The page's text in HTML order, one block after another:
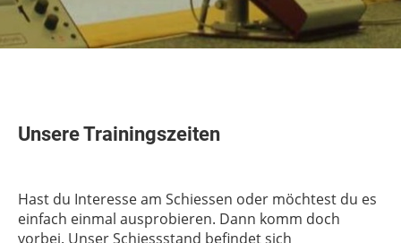
Unsere Trainingszeiten
Hast du Interesse am Schiessen oder möchtest du es
einfach einmal ausprobieren. Dann komm doch
vorbei. Unser Schiessstand befindet sich